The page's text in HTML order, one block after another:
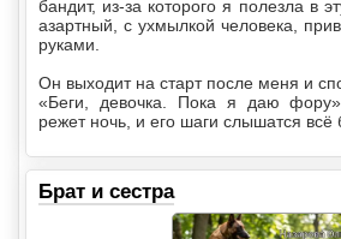
бандит, из-за которого я полезла в
азартный, с ухмылкой человека,
руками.
Он выходит на старт после меня и
«Беги, девочка. Пока я даю
режет ночь, и его шаги слышатся всё
Брат и сестра